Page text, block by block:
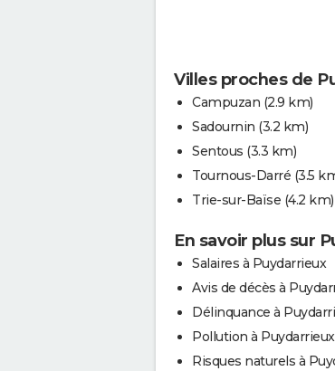
Villes proches de
Campuzan (2.9 km)
Sadournin (3.2 km)
Sentous (3.3 km)
Tournous-Darré (3.5
Trie-sur-Baïse (4.2 km)
En savoir plus sur
Salaires à Puydarrieux
Avis de décès à
Délinquance à
Pollution à Puydarrieux
Risques naturels à